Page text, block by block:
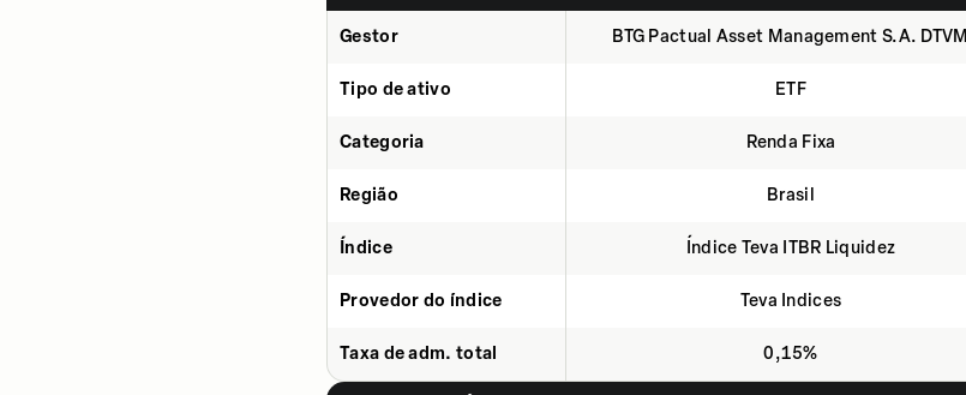
Gestor BTG Pactual Asset Management S.A. DTVM
Tipo de ativo ETF
Categoria Renda Fixa
Região Brasil
Índice Índice Teva ITBR Liquidez
Provedor do índice Teva Indices
Taxa de adm. total 0,15%